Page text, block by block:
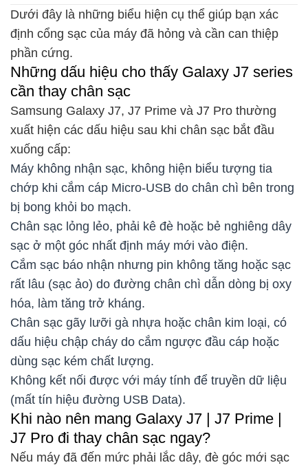
Dưới đây là những biểu hiện cụ thể giúp bạn xác
định cổng sạc của máy đã hỏng và cần can thiệp
phần cứng.
Những dấu hiệu cho thấy Galaxy J7 series
cần thay chân sạc
Samsung Galaxy J7, J7 Prime và J7 Pro thường
xuất hiện các dấu hiệu sau khi chân sạc bắt đầu
xuống cấp:
Máy không nhận sạc, không hiện biểu tượng tia
chớp khi cắm cáp Micro-USB do chân chì bên trong
bị bong khỏi bo mạch.
Chân sạc lỏng lẻo, phải kê đè hoặc bẻ nghiêng dây
sạc ở một góc nhất định máy mới vào điện.
Cắm sạc báo nhận nhưng pin không tăng hoặc sạc
rất lâu (sạc ảo) do đường chân chì dẫn dòng bị oxy
hóa, làm tăng trở kháng.
Chân sạc gãy lưỡi gà nhựa hoặc chân kim loại, có
dấu hiệu chập cháy do cắm ngược đầu cáp hoặc
dùng sạc kém chất lượng.
Không kết nối được với máy tính để truyền dữ liệu
(mất tín hiệu đường USB Data).
Khi nào nên mang Galaxy J7 | J7 Prime |
J7 Pro đi thay chân sạc ngay?
Nếu máy đã đến mức phải lắc dây, đè góc mới sạc